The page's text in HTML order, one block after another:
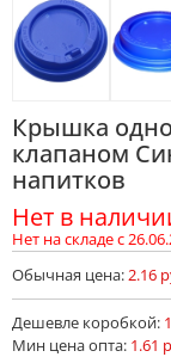
Крышка
клапаном
напитков
Нет в
Нет на складе с
Обычная цена:2.16
Дешевле коробкой:
Мин цена опта: 1.61